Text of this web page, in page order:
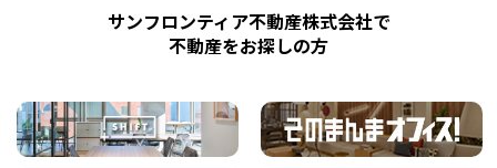
サンフロンティア不動産株式会社で
不動産をお探しの方